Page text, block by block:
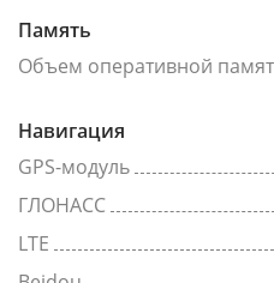
Память
Объем оперативной
Навигация
GPS-модуль
ГЛОНАСС
LTE